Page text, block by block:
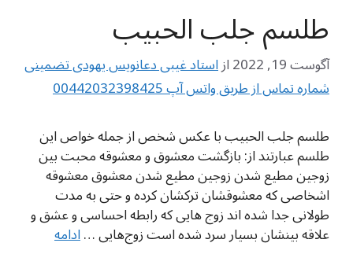
طلسم جلب الحبیب
آگوست 19, 2022 ازاستاد غیبی دعانویس یهودی تضمینی
شماره تماس از طریق واتس آپ 00442032398425
طلسم جلب الحبیب با عکس شخص از جمله خواص این
طلسم عبارتند از: بازگشت معشوق و معشوقه محبت بین
زوجین مطیع شدن زوجین مطیع شدن معشوق معشوقه
اشخاصی که معشوقشان ترکشان کرده و حتی به مدت
طولانی جدا شده اند زوج هایی که رابطه احساسی و عشق و
علاقه بینشان بسیار سرد شده است زوج‌هایی …ادامه